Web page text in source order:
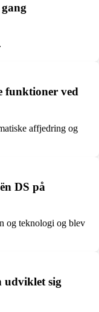
funktioner ved
affjedring og
DS på
og teknologi og blev
udviklet sig